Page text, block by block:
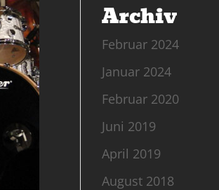
Archiv
Februar 2024
Januar 2024
Februar 2020
Juni 2019
April 2019
August 2018